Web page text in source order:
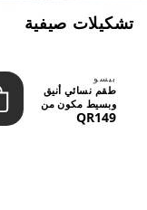
تشكيلات صيفية
بيسو
طقم نسائي أنيق
وبسيط مكون من
قطعتين - تصميم
QR149